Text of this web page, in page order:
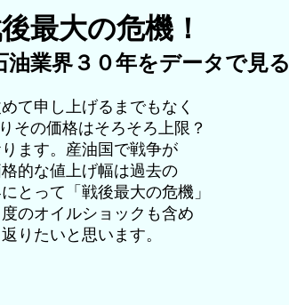
最大の危機！
業界３０年をデータで見る
て申し上げるまでもなく
その価格はそろそろ上限？
ます。産油国で戦争が
的な値上げ幅は過去の
とって「戦後最大の危機」
のオイルショックも含め
りたいと思います。